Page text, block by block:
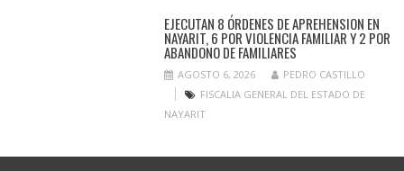
EJECUTAN 8 ÓRDENES DE APREHENSION EN
NAYARIT, 6 POR VIOLENCIA FAMILIAR Y 2 POR
ABANDONO DE FAMILIARES
AGOSTO 6, 2026
PEDRO CASTILLO
FISCALIA GENERAL DEL ESTADO DE
NAYARIT